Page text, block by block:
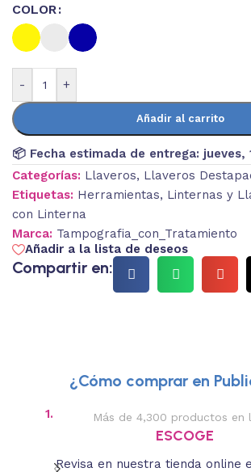
COLOR
- +
Añadir al carrito
📦 Fecha estimada de entrega: jueves,
Categorías: Llaveros, Llaveros
Etiquetas: Herramientas, Linternas y
con Linterna
Marca: Tampografia_con_Tratamiento
Añadir a la lista de deseos
Compartir en:
¿Cómo comprar en
1. Más de 4,300 productos en
ESCOGE
Revisa en nuestra tienda online